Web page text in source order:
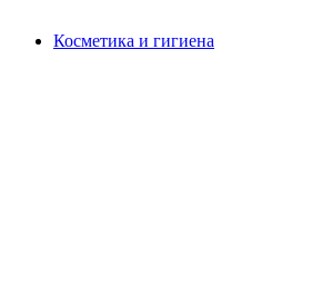
Косметика и гигиена